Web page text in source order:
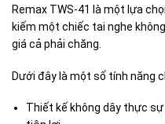
Remax TWS-41 là một lựa
kiếm một chiếc tai nghe
giá cả phải chăng.
Dưới đây là một số tính năng
Thiết kế không dây thực